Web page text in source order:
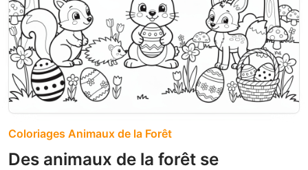
Coloriages Animaux de la Forêt
Des animaux de la forêt se